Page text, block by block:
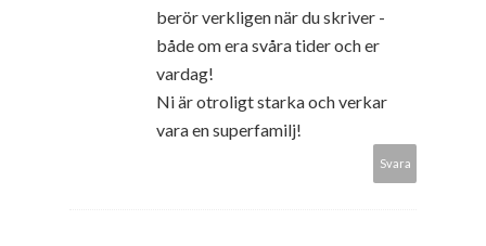
berör verkligen när du skriver -
både om era svåra tider och er
vardag!
Ni är otroligt starka och verkar
vara en superfamilj!
Svara